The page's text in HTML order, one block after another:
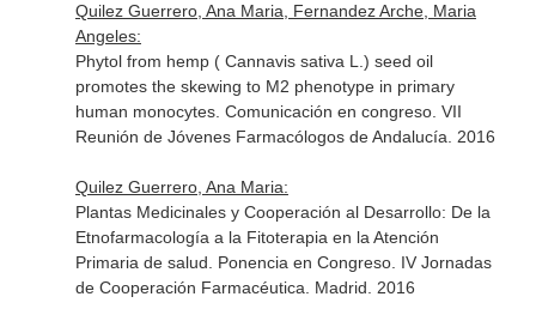
Quilez Guerrero, Ana Maria, Fernandez Arche, Maria
Angeles:
Phytol from hemp ( Cannavis sativa L.) seed oil
promotes the skewing to M2 phenotype in primary
human monocytes. Comunicación en congreso. VII
Reunión de Jóvenes Farmacólogos de Andalucía. 2016
Quilez Guerrero, Ana Maria:
Plantas Medicinales y Cooperación al Desarrollo: De la
Etnofarmacología a la Fitoterapia en la Atención
Primaria de salud. Ponencia en Congreso. IV Jornadas
de Cooperación Farmacéutica. Madrid. 2016